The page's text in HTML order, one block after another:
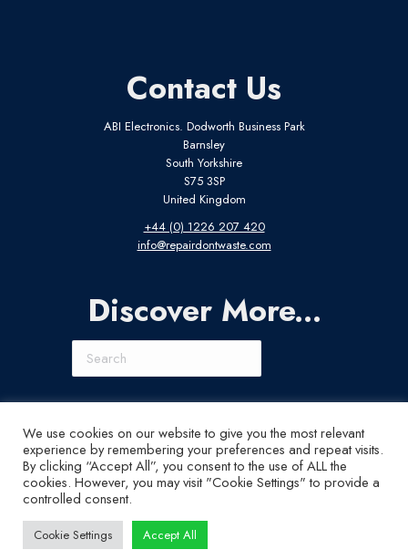
Contact Us
ABI Electronics. Dodworth Business Park
Barnsley
South Yorkshire
S75 3SP
United Kingdom
+44 (0) 1226 207 420
info@repairdontwaste.com
Discover More...
Connect With Us
LinkedIn
Instagram
X YouTube
© ABI Electronics 2026 - All Rights Reserved
We use cookies on our website to give you the most relevant
experience by remembering your preferences and repeat visits.
By clicking “Accept All”, you consent to the use of ALL the
cookies. However, you may visit "Cookie Settings" to provide a
controlled consent.
Cookie Settings Accept All